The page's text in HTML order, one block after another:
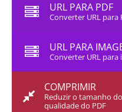
URL PARA PDF
Converter URL para
URL PARA
Converter URL para
COMPRIMIR
Reduzir o tamanho
qualidade do PDF